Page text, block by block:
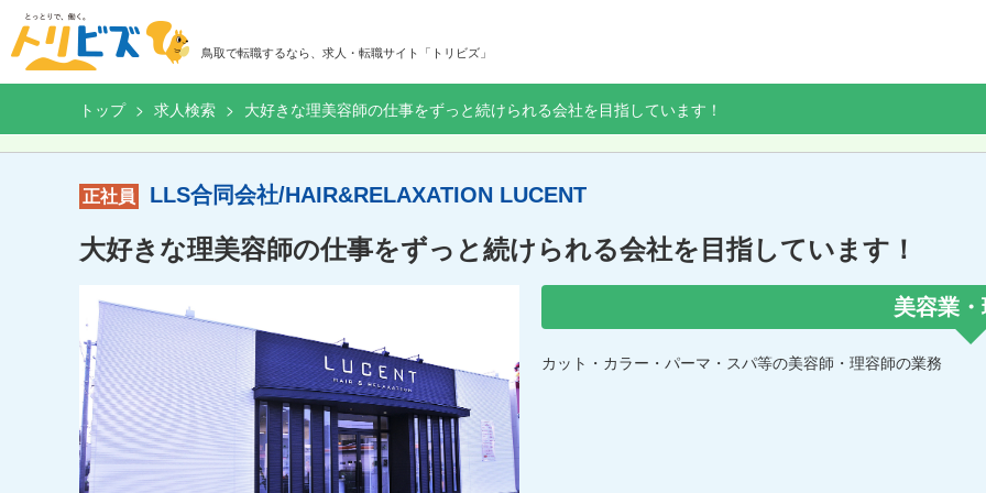
鳥取で転職するなら、求人・転職サイト「トリビズ」
トップ 求人検索 大好きな理美容師の仕事をずっと続けられる会社を目指しています！
正社員 LLS合同会社/HAIR&RELAXATION LUCENT
大好きな理美容師の仕事をずっと続けられる会社を目指しています！
美容業
カット・カラー・パーマ・スパ等の美容師・理容師の業務